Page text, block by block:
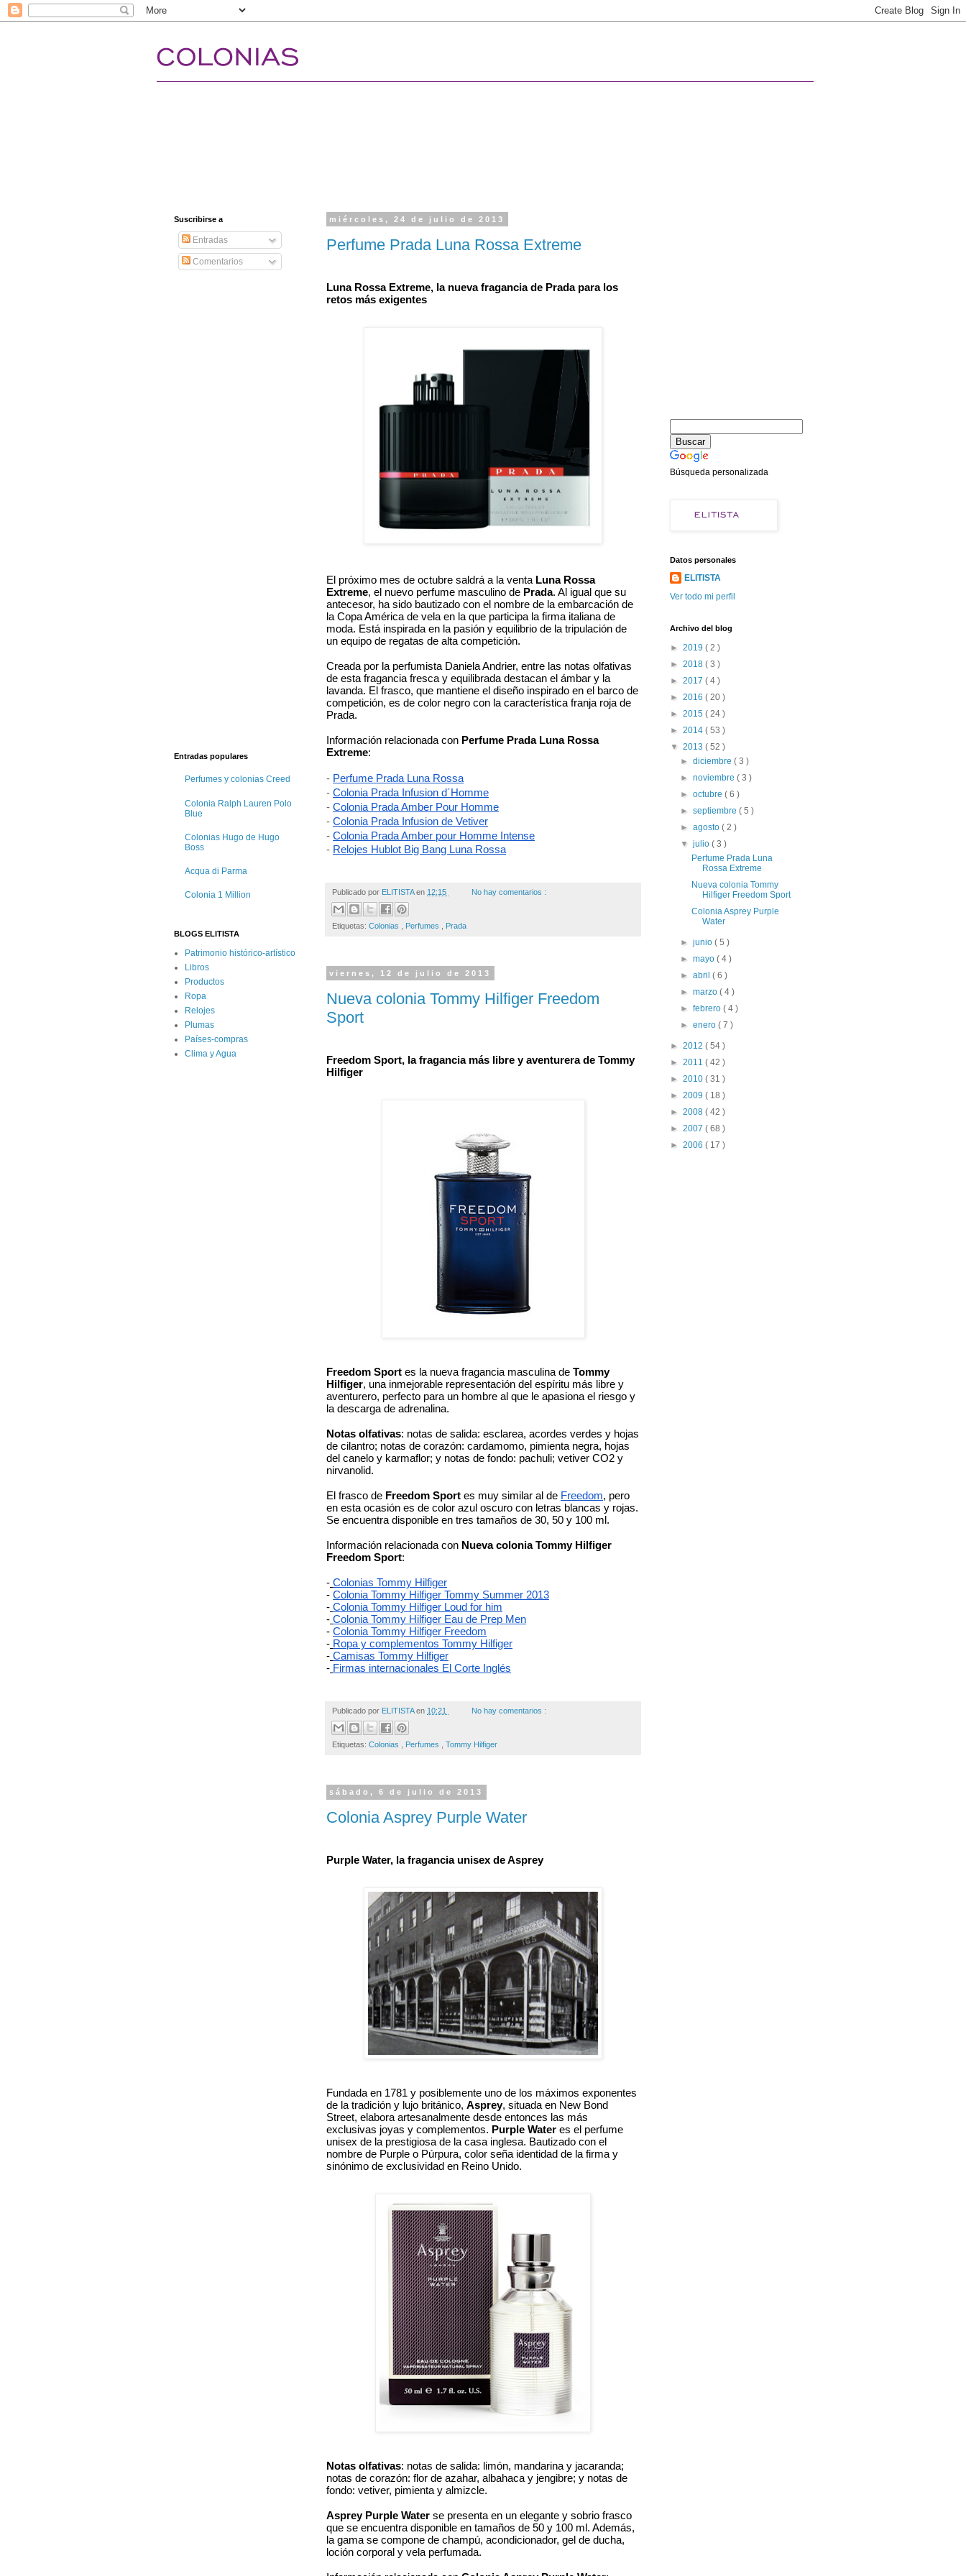
miércoles, 24 de julio de 2013
Perfume Prada Luna Rossa Extreme
Luna Rossa Extreme, la nueva fragancia de Prada para los
retos más exigentes
El próximo mes de octubre saldrá a la venta Luna Rossa
Extreme, el nuevo perfume masculino de Prada. Al igual que su
antecesor, ha sido bautizado con el nombre de la embarcación de
la Copa América de vela en la que participa la firma italiana de
moda. Está inspirada en la pasión y equilibrio de la tripulación de
un equipo de regatas de alta competición.
Creada por la perfumista Daniela Andrier, entre las notas olfativas
de esta fragancia fresca y equilibrada destacan el ámbar y la
lavanda. El frasco, que mantiene el diseño inspirado en el barco de
competición, es de color negro con la característica franja roja de
Prada.
Información relacionada con Perfume Prada Luna Rossa
Extreme:
- Perfume Prada Luna Rossa
- Colonia Prada Infusion d´Homme
- Colonia Prada Amber Pour Homme
- Colonia Prada Infusion de Vetiver
- Colonia Prada Amber pour Homme Intense
- Relojes Hublot Big Bang Luna Rossa
Publicado por ELITISTAen 12:15 No hay comentarios :
Etiquetas: Colonias Perfumes Prada
viernes, 12 de julio de 2013
Nueva colonia Tommy Hilfiger Freedom
Sport
Freedom Sport, la fragancia más libre y aventurera de Tommy
Hilfiger
Freedom Sport es la nueva fragancia masculina de Tommy
Hilfiger, una inmejorable representación del espíritu más libre y
aventurero, perfecto para un hombre al que le apasiona el riesgo y
la descarga de adrenalina.
Notas olfativas: notas de salida: esclarea, acordes verdes y hojas
de cilantro; notas de corazón: cardamomo, pimienta negra, hojas
del canelo y karmaflor; y notas de fondo: pachuli; vetiver CO2 y
nirvanolid.
El frasco de Freedom Sport es muy similar al de Freedom, pero
en esta ocasión es de color azul oscuro con letras blancas y rojas.
Se encuentra disponible en tres tamaños de 30, 50 y 100 ml.
Información relacionada con Nueva colonia Tommy Hilfiger
Freedom Sport:
- Colonias Tommy Hilfiger
- Colonia Tommy Hilfiger Tommy Summer 2013
- Colonia Tommy Hilfiger Loud for him
- Colonia Tommy Hilfiger Eau de Prep Men
- Colonia Tommy Hilfiger Freedom
- Ropa y complementos Tommy Hilfiger
- Camisas Tommy Hilfiger
- Firmas internacionales El Corte Inglés
Publicado por ELITISTAen 10:21 No hay comentarios :
Etiquetas: Colonias Perfumes Tommy Hilfiger
sábado, 6 de julio de 2013
Colonia Asprey Purple Water
Purple Water, la fragancia unisex de Asprey
Fundada en 1781 y posiblemente uno de los máximos exponentes
de la tradición y lujo británico, Asprey, situada en New Bond
Street, elabora artesanalmente desde entonces las más
exclusivas joyas y complementos. Purple Water es el perfume
unisex de la prestigiosa de la casa inglesa. Bautizado con el
nombre de Purple o Púrpura, color seña identidad de la firma y
sinónimo de exclusividad en Reino Unido.
Notas olfativas: notas de salida: limón, mandarina y jacaranda;
notas de corazón: flor de azahar, albahaca y jengibre; y notas de
fondo: vetiver, pimienta y almizcle.
Asprey Purple Water se presenta en un elegante y sobrio frasco
que se encuentra disponible en tamaños de 50 y 100 ml. Además,
la gama se compone de champú, acondicionador, gel de ducha,
loción corporal y vela perfumada.
Suscribirse a
Entradas
Comentarios
Entradas populares
Perfumes y colonias Creed
Colonia Ralph Lauren Polo
Blue
Colonias Hugo de Hugo
Boss
Acqua di Parma
Colonia 1 Million
BLOGS ELITISTA
Patrimonio histórico-artístico
Libros
Productos
Ropa
Relojes
Plumas
Países-compras
Clima y Agua
Búsqueda personalizada
Datos personales
ELITISTA
Ver todo mi perfil
Archivo del blog
► 2019 ( 2 )
► 2018 ( 3 )
► 2017 ( 4 )
► 2016 ( 20 )
► 2015 ( 24 )
► 2014 ( 53 )
▼ 2013 ( 52 )
►diciembre( 3 )
►noviembre( 3 )
►octubre( 6 )
►septiembre( 5 )
►agosto( 2 )
▼julio( 3 )
Perfume Prada Luna
Rossa Extreme
Nueva colonia Tommy
Hilfiger Freedom Sport
Colonia Asprey Purple
Water
►junio( 5 )
►mayo( 4 )
►abril( 6 )
►marzo( 4 )
►febrero( 4 )
►enero( 7 )
► 2012 ( 54 )
► 2011 ( 42 )
► 2010 ( 31 )
► 2009 ( 18 )
► 2008 ( 42 )
► 2007 ( 68 )
► 2006 ( 17 )